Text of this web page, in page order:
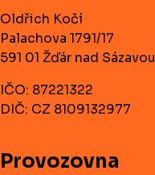
Oldřich Kočí
Palachova 1791/17
591 01 Žďár nad Sázavou
IČO: 87221322
DIČ: CZ 8109132977
Provozovna